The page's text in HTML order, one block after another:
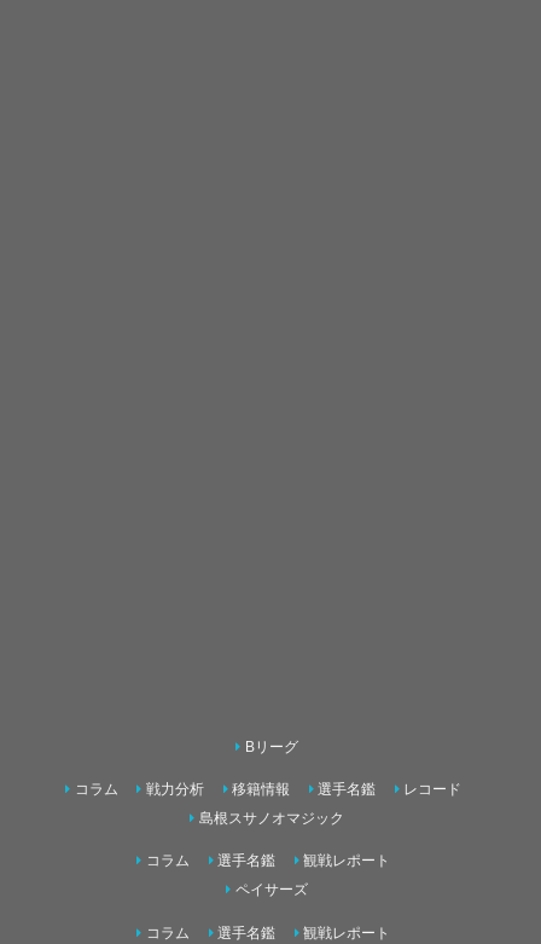
Bリーグ
コラム 戦力分析 移籍情報 選手名鑑
レコード
島根スサノオマジック
コラム 選手名鑑
観戦レポート
ペイサーズ
コラム 選手名鑑 観戦レポート